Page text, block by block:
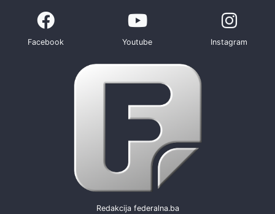
Facebook Youtube Instagram
Redakcija federalna.ba